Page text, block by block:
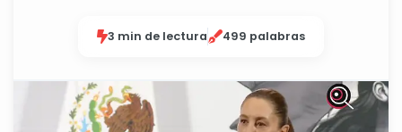
3 min de lectura 499 palabras